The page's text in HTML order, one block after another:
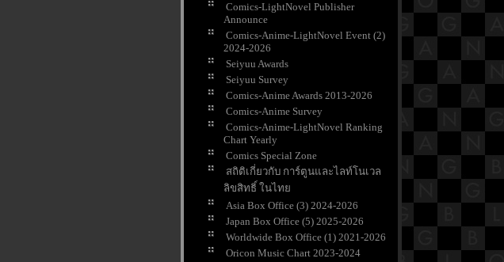
Comics-LightNovel Publisher
Announce
Comics-Anime-LightNovel Event (2)
2024-2026
Seiyuu Awards
Seiyuu Survey
Comics-Anime Awards 2013-2026
Comics-Anime Survey
Comics-Anime-LightNovel Ranking
Chart Yearly
Comics Special Zone
สถิติเกี่ยวกับ การ์ตูนและไลท์โนเวล
ลิขสิทธิ์ ในไท
Asia Box Office (3) 2024-2026
Japan Box Office (5) 2025-2026
Worldwide Box Office (1) 2021-2026
Oricon Music Chart 2023-2024